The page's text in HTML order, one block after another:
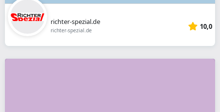
richter-spezial.de
richter-spezial.de 10,0